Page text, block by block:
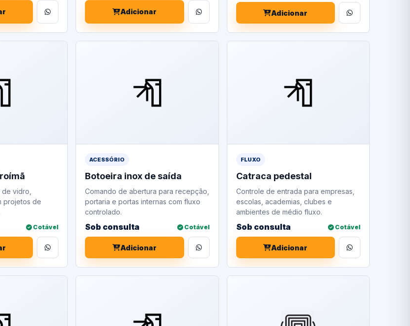
Adicionar Adicionar
vidro,
projetos de
Cotável
ACESSÓRIO
Botoeira inox de saída
Comando de abertura para recepção,
portaria e portas internas com fluxo
controlado.
Sob consulta Cotável
Adicionar
FLUXO
Catraca pedestal
Controle de entrada para empresas,
escolas, academias, clubes e
ambientes de médio fluxo.
Sob consulta Cotável
Adicionar